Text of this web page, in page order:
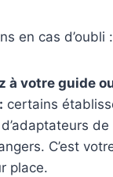
en cas d’oubli :
à votre guide
certains
C’est
place.